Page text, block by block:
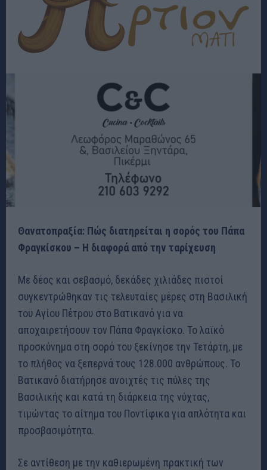
Θανατοπραξία: Πώς διατηρείται η σορός του Πάπα
Φραγκίσκου – Η διαφορά από την ταρίχευση
Με δέος και σεβασμό, δεκάδες χιλιάδες πιστοί
συγκεντρώθηκαν τις τελευταίες μέρες στη Βασιλική
του Αγίου Πέτρου στο Βατικανό για να
αποχαιρετήσουν τον Πάπα Φραγκίσκο. Το λαϊκό
προσκύνημα στη σορό του ξεκίνησε την Τετάρτη, με
το πλήθος να ξεπερνά τους 128.000 ανθρώπους. Το
Βατικανό διατήρησε ανοιχτές τις πύλες της
Βασιλικής και κατά τη διάρκεια της νύχτας,
τιμώντας το αίτημα του Ποντίφικα για απλότητα και
προσβασιμότητα.
Σε αντίθεση με την καθιερωμένη πρακτική των